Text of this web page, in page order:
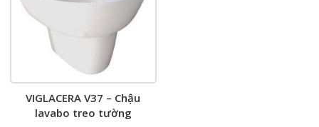
VIGLACERA V37 – Chậu
lavabo treo tường